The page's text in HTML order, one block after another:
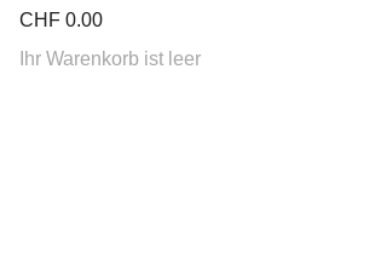
CHF 0.00
Ihr Warenkorb ist leer